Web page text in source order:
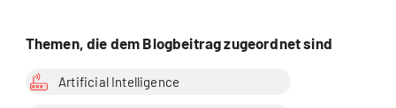
Themen, die dem Blogbeitrag zugeordnet sind
Artificial Intelligence